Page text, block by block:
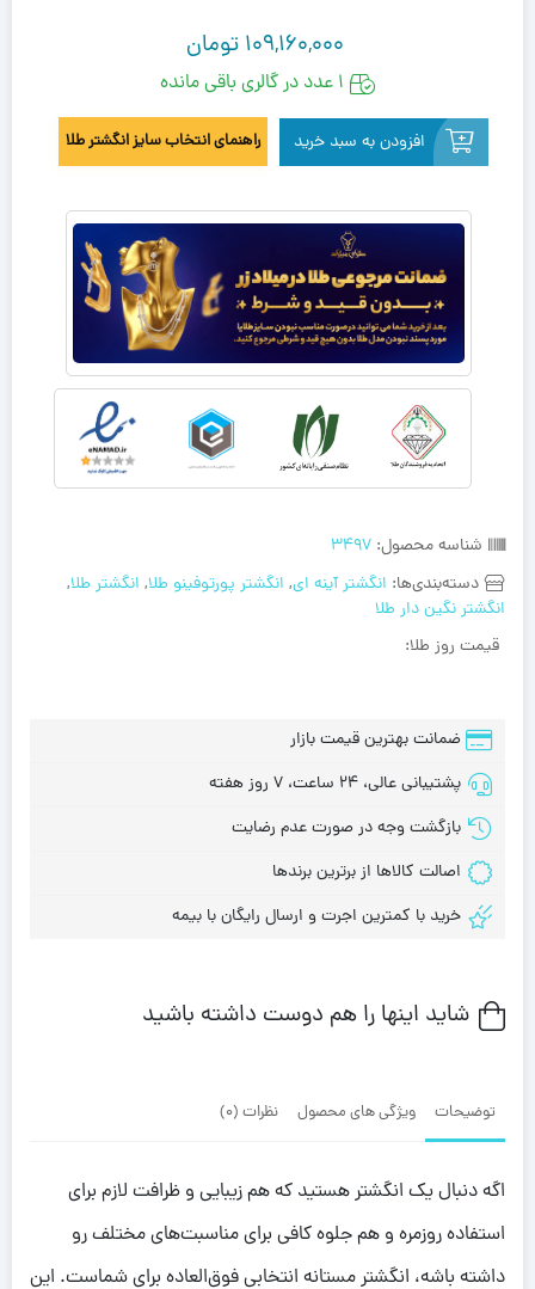
شناسه محصول: 3497
دسته‌بندی‌ها: انگشتر آینه ای, انگشتر پورتوفینو طلا, انگشتر طلا,
انگشتر نگین دار طلا
قیمت روز طلا:
ضمانت بهترین قیمت بازار
پشتیبانی عالی، 24 ساعت، 7 روز هفته
بازگشت وجه در صورت عدم رضایت
اصالت کالاها از برترین برندها
خرید با کمترین اجرت و ارسال رایگان با بیمه
109,160,000 تومان
1 عدد در گالری باقی مانده
افزودن به سبد خرید راهنمای انتخاب سایز انگشتر طلا
شاید اینها را هم دوست داشته باشید
توضیحات ویژگی های محصول نظرات (0)
اگه دنبال یک انگشتر هستید که هم زیبایی و ظرافت لازم برای
استفاده روزمره و هم جلوه کافی برای مناسبت‌های مختلف رو
داشته باشه، انگشتر مستانه انتخابی فوق‌العاده برای شماست. این